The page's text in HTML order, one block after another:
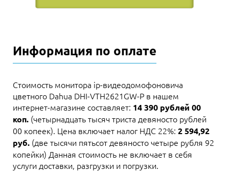
Информация по оплате
Стоимость монитора ip-видеодомофоновича
цветного Dahua DHI-VTH2621GW-P в нашем
интернет-магазине составляет: 14 390 рублей 00
коп. (четырнадцать тысяч триста девяносто рублей
00 копеек). Цена включает налог НДС 22%: 2 594,92
руб. (две тысячи пятьсот девяносто четыре рубля 92
копейки) Данная стоимость не включает в себя
услуги доставки, разгрузки и погрузки.